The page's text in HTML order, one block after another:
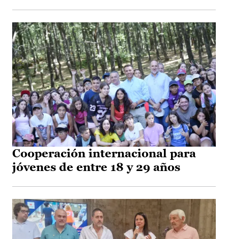
Cooperación internacional para
jóvenes de entre 18 y 29 años